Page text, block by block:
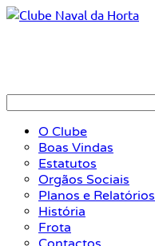
O Clube
Boas Vindas
Estatutos
Orgãos Sociais
Planos e Relatórios
História
Frota